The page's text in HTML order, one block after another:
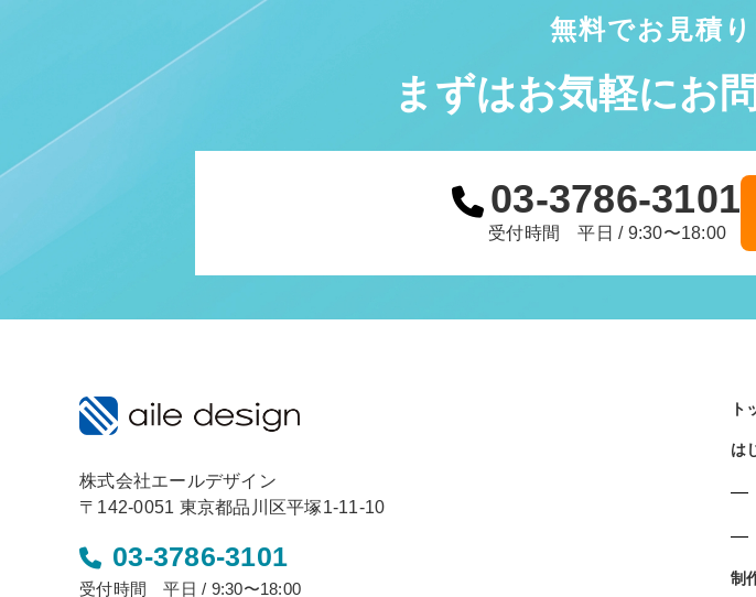
無料でお見積
まずはお気軽にお
03-3786-3101
受付時間 平日 / 9:30〜18:00
株式会社エールデザイン
〒142-0051 東京都品川区平塚1-11-10
03-3786-3101
受付時間 平日 / 9:30〜18:00
ト
は
制